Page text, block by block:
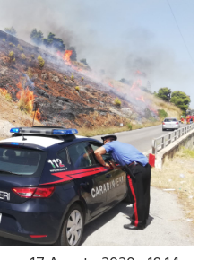
17 Agosto 2020 - 18:14